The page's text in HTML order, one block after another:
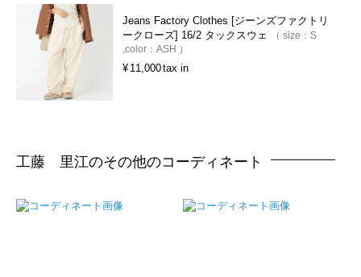
Jeans Factory Clothes [ジーンズファクトリ
ークローズ] 16/2 タックスウェ
size： S
color： ASH
¥ 11,000tax in
工藤 里江のその他のコーディネート